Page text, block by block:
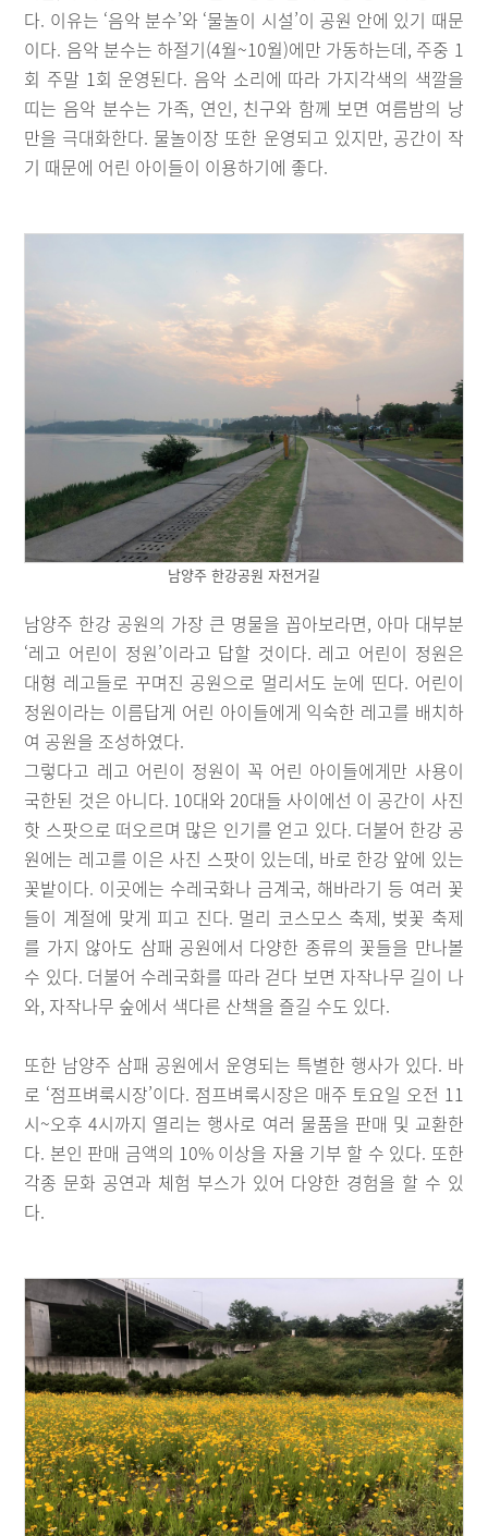
다. 이유는 ‘음악 분수’와 ‘물놀이 시설’이 공원 안에 있기 때문
이다. 음악 분수는 하절기(4월~10월)에만 가동하는데, 주중 1
회 주말 1회 운영된다. 음악 소리에 따라 가지각색의 색깔을
띠는 음악 분수는 가족, 연인, 친구와 함께 보면 여름밤의 낭
만을 극대화한다. 물놀이장 또한 운영되고 있지만, 공간이 작
기 때문에 어린 아이들이 이용하기에 좋다.
남양주 한강공원 자전거길
남양주 한강 공원의 가장 큰 명물을 꼽아보라면, 아마 대부분
‘레고 어린이 정원’이라고 답할 것이다. 레고 어린이 정원은
대형 레고들로 꾸며진 공원으로 멀리서도 눈에 띤다. 어린이
정원이라는 이름답게 어린 아이들에게 익숙한 레고를 배치하
여 공원을 조성하였다.
그렇다고 레고 어린이 정원이 꼭 어린 아이들에게만 사용이
국한된 것은 아니다. 10대와 20대들 사이에선 이 공간이 사진
핫 스팟으로 떠오르며 많은 인기를 얻고 있다. 더불어 한강 공
원에는 레고를 이은 사진 스팟이 있는데, 바로 한강 앞에 있는
꽃밭이다. 이곳에는 수레국화나 금계국, 해바라기 등 여러 꽃
들이 계절에 맞게 피고 진다. 멀리 코스모스 축제, 벚꽃 축제
를 가지 않아도 삼패 공원에서 다양한 종류의 꽃들을 만나볼
수 있다. 더불어 수레국화를 따라 걷다 보면 자작나무 길이 나
와, 자작나무 숲에서 색다른 산책을 즐길 수도 있다.
또한 남양주 삼패 공원에서 운영되는 특별한 행사가 있다. 바
로 ‘점프벼룩시장’이다. 점프벼룩시장은 매주 토요일 오전 11
시~오후 4시까지 열리는 행사로 여러 물품을 판매 및 교환한
다. 본인 판매 금액의 10% 이상을 자율 기부 할 수 있다. 또한
각종 문화 공연과 체험 부스가 있어 다양한 경험을 할 수 있
다.